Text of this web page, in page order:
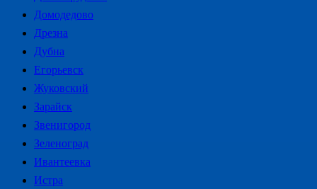
Домодедово
Дрезна
Дубна
Егорьевск
Жуковский
Зарайск
Звенигород
Зеленоград
Ивантеевка
Истра